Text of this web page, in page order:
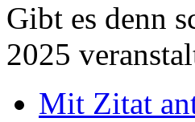
Gibt es denn
2025
Mit Zitat